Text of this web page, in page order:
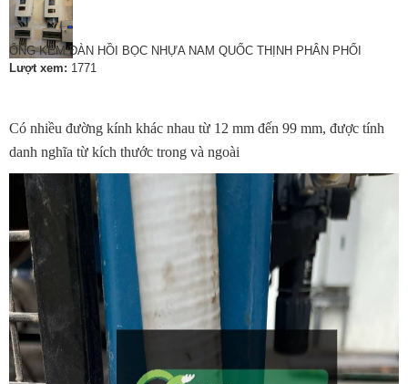
ỐNG KẼM ĐÀN HỒI BỌC NHỰA NAM QUỐC THỊNH PHÂN PHỐI
Lượt xem: 1771
Có nhiều đường kính khác nhau từ 12 mm đến 99 mm, được tính
danh nghĩa từ kích thước trong và ngoài